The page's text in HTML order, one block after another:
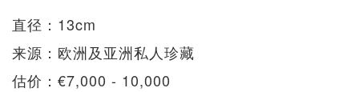
直径：13cm
来源：欧洲及亚洲私人珍藏
估价：€7,000 - 10,000